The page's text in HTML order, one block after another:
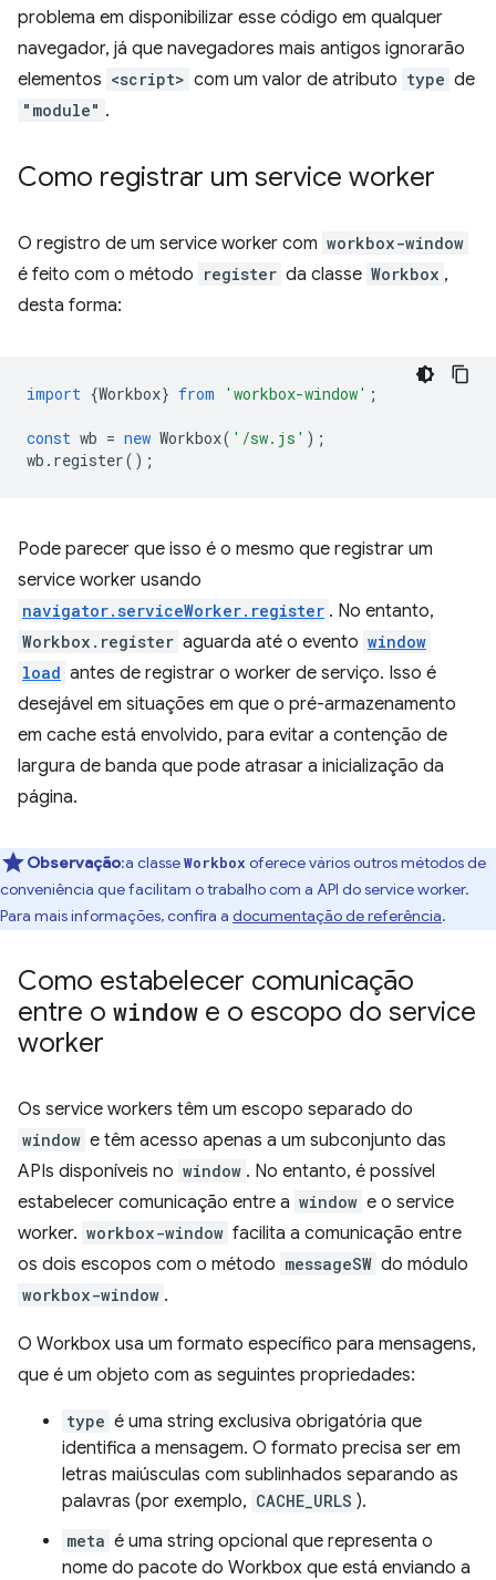
problema em disponibilizar esse código em qualquer
navegador, já que navegadores mais antigos ignorarão
elementos <script> com um valor de atributo type de
"module" .
Como registrar um service worker
O registro de um service worker com workbox-window
é feito com o método register da classe Workbox ,
desta forma:
import {Workbox} from 'workbox-window' ;
const wb = new Workbox( '/sw.js' );
wb . register();
Pode parecer que isso é o mesmo que registrar um
service worker usando
navigator.serviceWorker.register . No entanto,
Workbox.register aguarda até o evento window
load antes de registrar o worker de serviço. Isso é
desejável em situações em que o pré-armazenamento
em cache está envolvido, para evitar a contenção de
largura de banda que pode atrasar a inicialização da
página.
Observação:a classeWorkbox oferece vários outros métodos de
conveniência que facilitam o trabalho com a API do service worker.
Para mais informações, confira a documentação de referência.
Como estabelecer comunicação
entre o window e o escopo do service
worker
Os service workers têm um escopo separado do
window e têm acesso apenas a um subconjunto das
APIs disponíveis no window . No entanto, é possível
estabelecer comunicação entre a window e o service
worker. workbox-window facilita a comunicação entre
os dois escopos com o método messageSW do módulo
workbox-window .
O Workbox usa um formato específico para mensagens,
que é um objeto com as seguintes propriedades:
type é uma string exclusiva obrigatória que
identifica a mensagem. O formato precisa ser em
letras maiúsculas com sublinhados separando as
palavras (por exemplo, CACHE_URLS ).
meta é uma string opcional que representa o
nome do pacote do Workbox que está enviando a